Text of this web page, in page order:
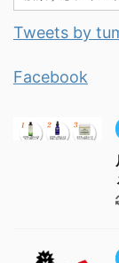
Tweets by
Facebook